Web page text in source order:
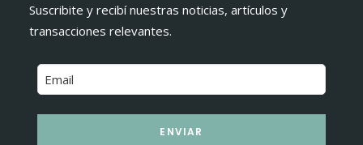
Suscribite y recibí nuestras noticias, artículos y
transacciones relevantes.
ENVIAR